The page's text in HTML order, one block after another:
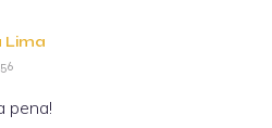
Lima
pena!